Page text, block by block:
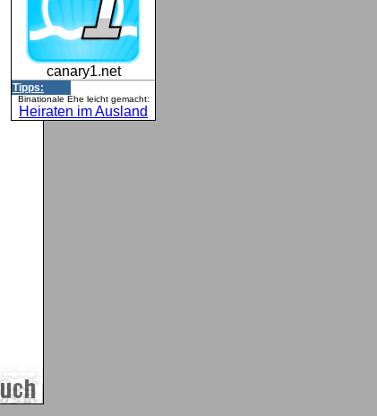
canary1.net
Tipps:
Binationale Ehe leicht gemacht:
Heiraten im Ausland